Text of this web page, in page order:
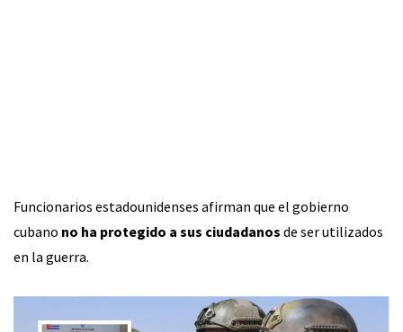
Funcionarios estadounidenses afirman que el gobierno
cubano no ha protegido a sus ciudadanos de ser utilizados
en la guerra.